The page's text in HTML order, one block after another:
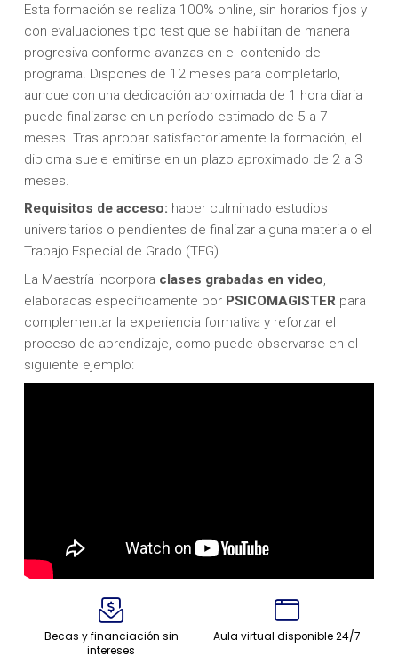
Esta formación se realiza 100% online, sin horarios fijos y
con evaluaciones tipo test que se habilitan de manera
progresiva conforme avanzas en el contenido del
programa. Dispones de 12 meses para completarlo,
aunque con una dedicación aproximada de 1 hora diaria
puede finalizarse en un período estimado de 5 a 7
meses. Tras aprobar satisfactoriamente la formación, el
diploma suele emitirse en un plazo aproximado de 2 a 3
meses.
Requisitos de acceso: haber culminado estudios
universitarios o pendientes de finalizar alguna materia o el
Trabajo Especial de Grado (TEG)
La Maestría incorpora clases grabadas en video,
elaboradas específicamente por PSICOMAGISTERpara
complementar la experiencia formativa y reforzar el
proceso de aprendizaje, como puede observarse en el
siguiente ejemplo:
Becas y financiación sin
intereses
Aula virtual disponible 24/7